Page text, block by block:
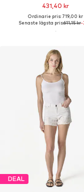
431,40 kr
Ordinarie pris: 719,00 kr
Senaste lägsta pris:611,15 kr-
DEAL